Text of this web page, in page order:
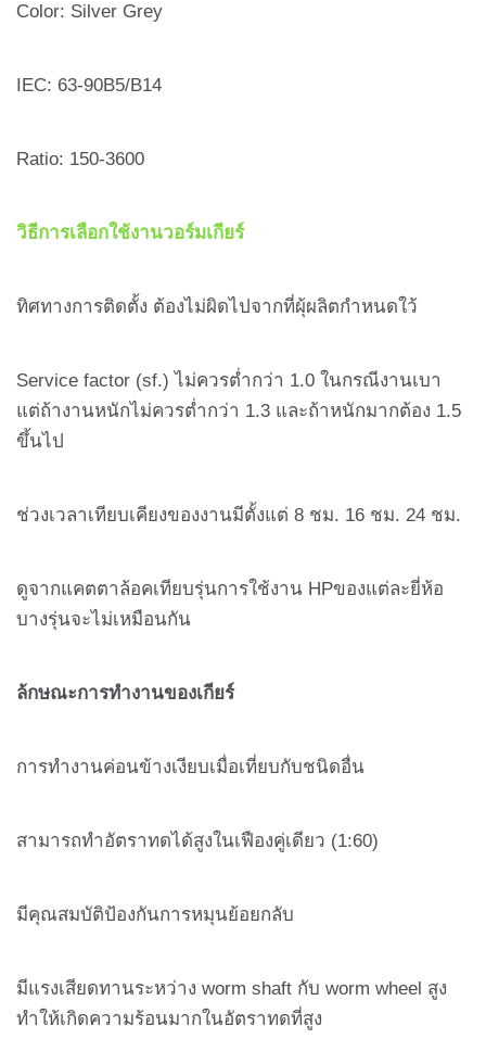
Color: Silver Grey
IEC: 63-90B5/B14
Ratio: 150-3600
วิธีการเลือกใช้งานวอร์มเกียร์
ทิศทางการติดตั้ง ต้องไม่ผิดไปจากที่ผุ้ผลิตกำหนดใว้
Service factor (sf.) ไม่ควรต่ำกว่า 1.0 ในกรณีงานเบา
แต่ถ้างานหนักไม่ควรต่ำกว่า 1.3 และถ้าหนักมากต้อง 1.5
ขึ้นไป
ช่วงเวลาเทียบเคียงของงานมีตั้งแต่ 8 ชม. 16 ชม. 24 ชม.
ดูจากแคตตาล้อคเทียบรุ่นการใช้งาน HPของแต่ละยี่ห้อ
บางรุ่นจะไม่เหมือนกัน
ล้กษณะการทำงานของเกียร์
การทำงานค่อนข้างเงียบเมื่อเที่ยบกับชนิดอื่น
สามารถทำอัตราทดได้สูงในเฟืองคู่เดียว (1:60)
มีคุณสมบัติป้องกันการหมุนย้อยกลับ
มีแรงเสียดทานระหว่าง worm shaft กับ worm wheel สูง
ทำให้เกิดความร้อนมากในอัตราทดที่สูง